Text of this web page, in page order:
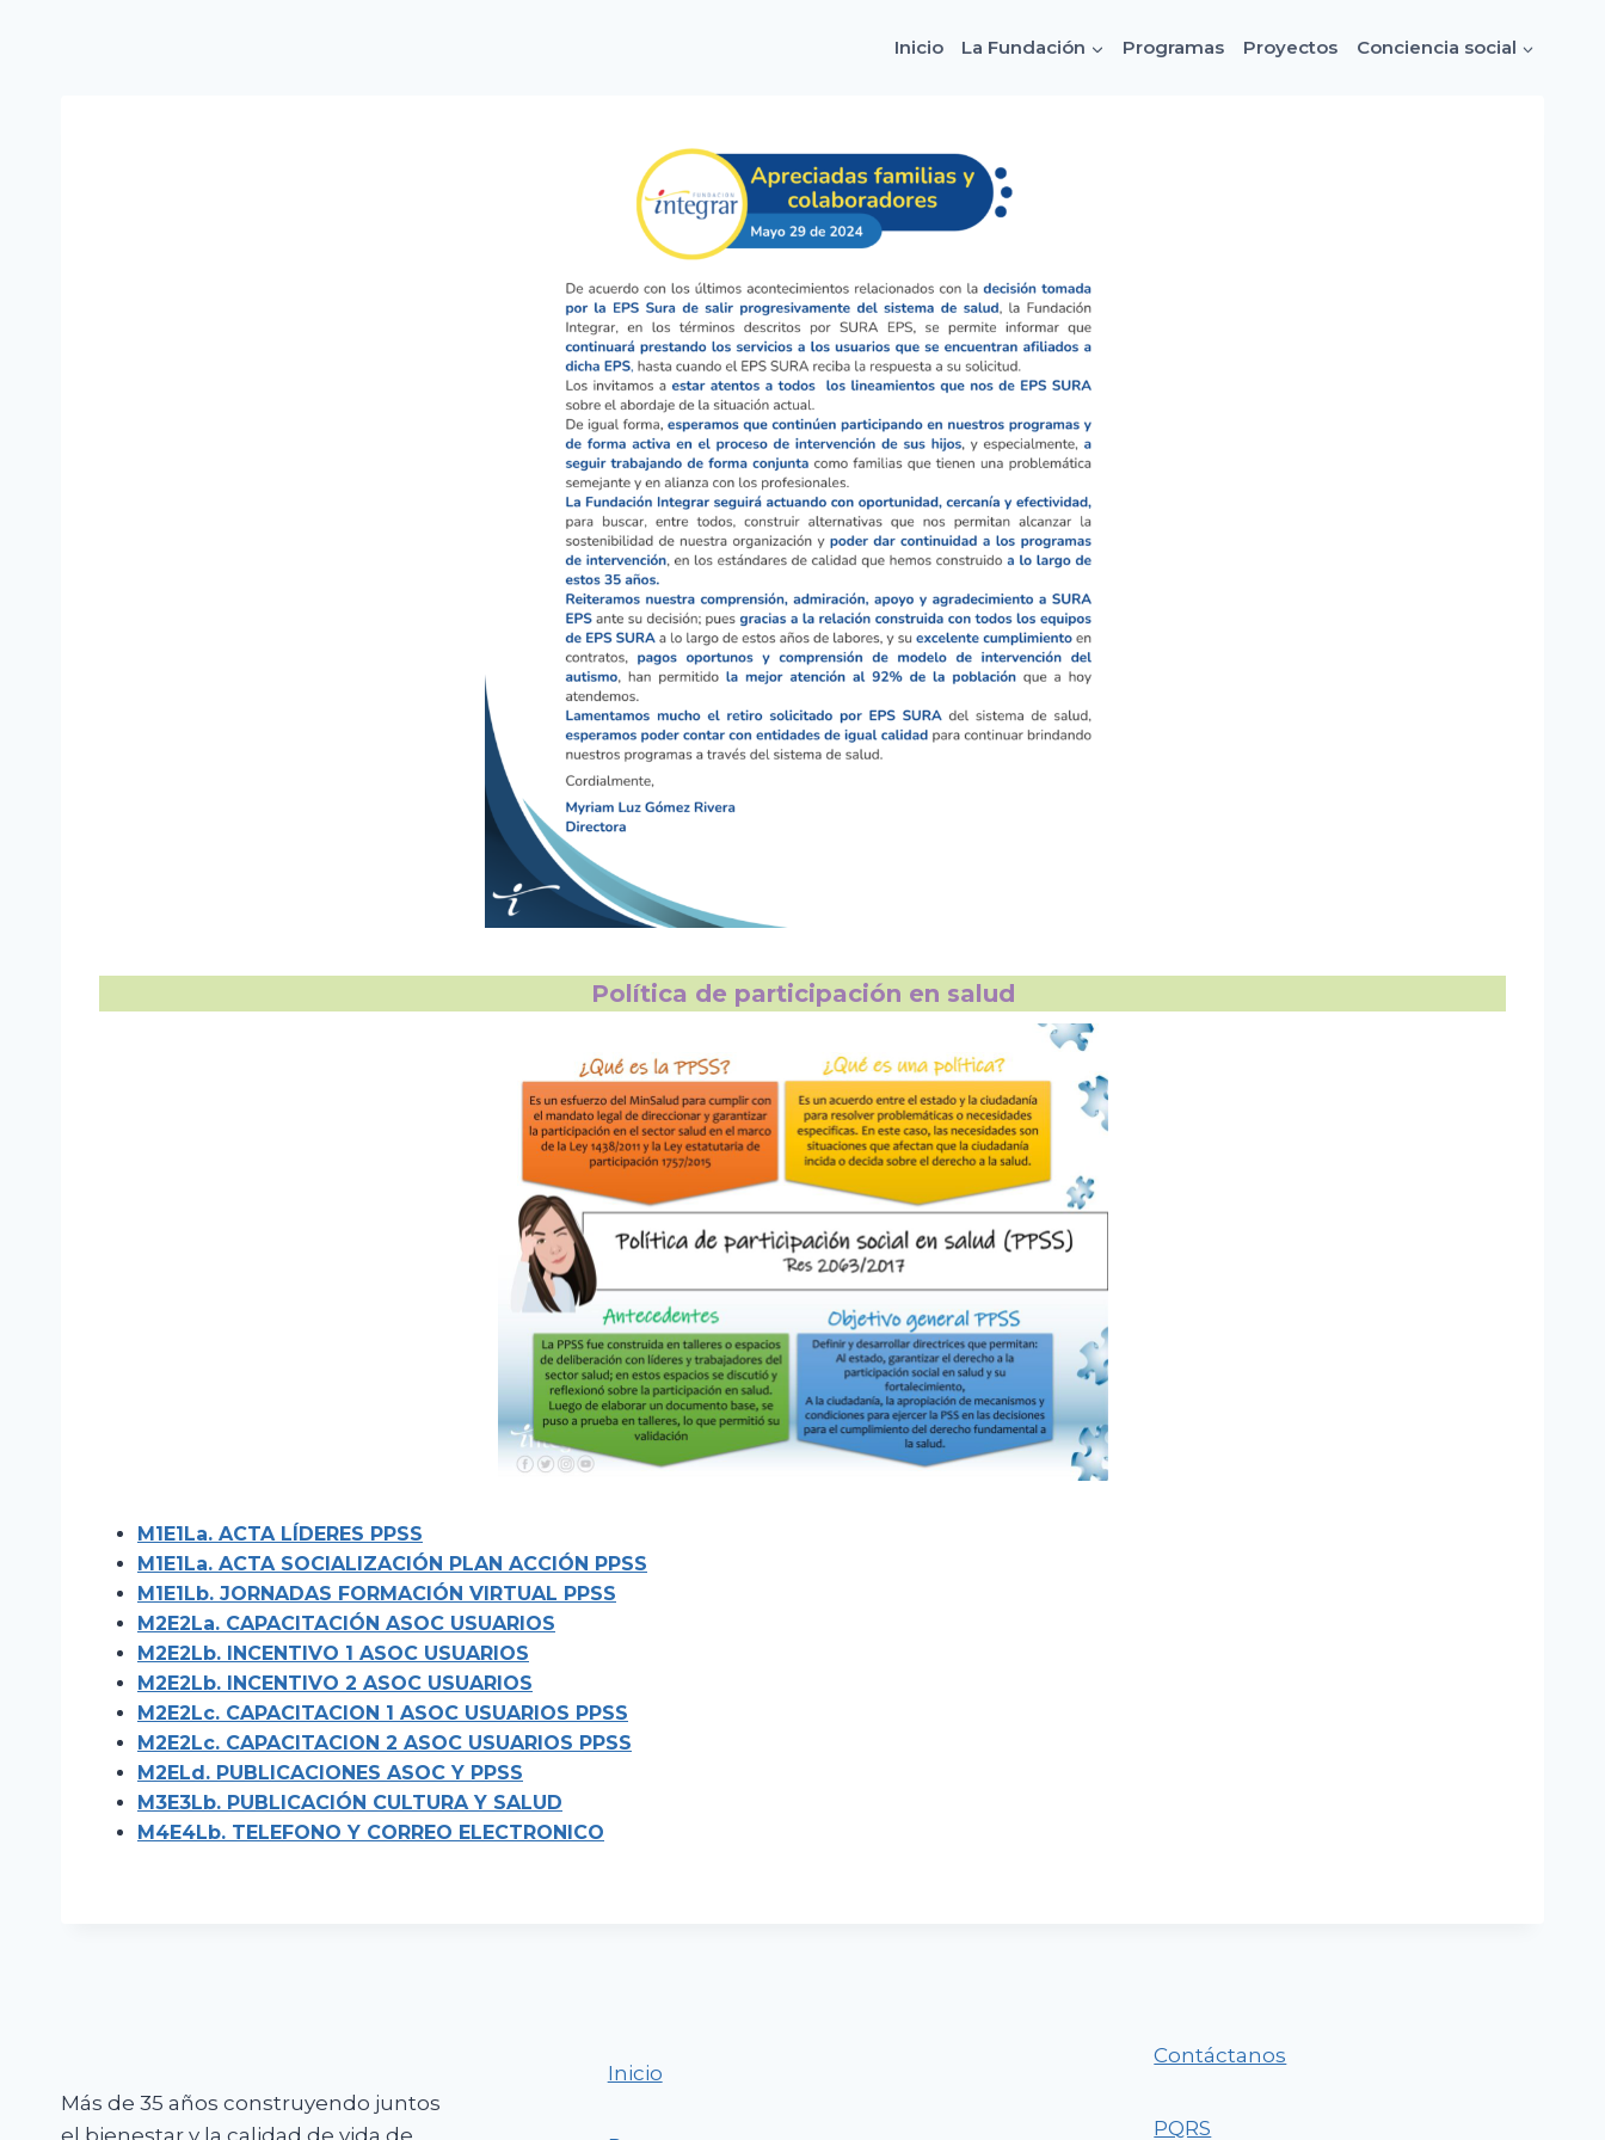
Inicio La Fundación Programas Proyectos Conciencia social
Política de participación en salud
M1E1La. ACTA LÍDERES PPSS
M1E1La. ACTA SOCIALIZACIÓN PLAN ACCIÓN PPSS
M1E1Lb. JORNADAS FORMACIÓN VIRTUAL PPSS
M2E2La. CAPACITACIÓN ASOC USUARIOS
M2E2Lb. INCENTIVO 1 ASOC USUARIOS
M2E2Lb. INCENTIVO 2 ASOC USUARIOS
M2E2Lc. CAPACITACION 1 ASOC USUARIOS PPSS
M2E2Lc. CAPACITACION 2 ASOC USUARIOS PPSS
M2ELd. PUBLICACIONES ASOC Y PPSS
M3E3Lb. PUBLICACIÓN CULTURA Y SALUD
M4E4Lb. TELEFONO Y CORREO ELECTRONICO
Más de 35 años construyendo juntos
el bienestar y la calidad de vida de
Inicio
Contáctanos
PQRS